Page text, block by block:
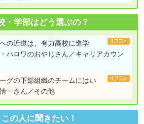
・学部はどう選ぶの？
の近道は、有力高校に進学
ハロワのおやじさん／キャリアカウン
グの下部組織のチームにはい
一さん／その他
この人に聞きたい！